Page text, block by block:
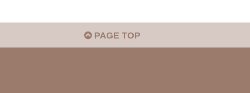
PAGE TOP